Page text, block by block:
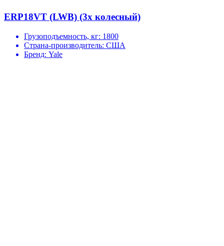
ERP18VT (LWB) (3х колесный)
Грузоподъемность, кг: 1800
Страна-производитель: США
Бренд: Yale